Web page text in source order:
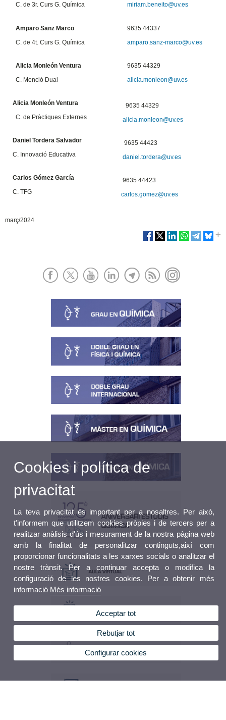
C. de 3r. Curs G. Química
miriam.beneito@uv.es
Amparo Sanz Marco
9635 44337
C. de 4t. Curs G. Química
amparo.sanz-marco@uv.es
Alicia Monleón Ventura
9635 44329
C. Menció Dual
alicia.monleon@uv.es
Alicia Monleón Ventura
9635 44329
C. de Pràctiques Externes
alicia.monleon@uv.es
Daniel Tordera Salvador
9635 44423
C. Innovació Educativa
daniel.tordera@uv.es
Carlos Gómez García
9635 44423
C. TFG
carlos.gomez@uv.es
març/2024
Cookies i política de
privacitat
La teva privacitat és important per a nosaltres. Per això,
t'informem que utilitzem cookies pròpies i de tercers per a
realitzar anàlisis d'ús i mesurament de la nostra pàgina web
amb la finalitat de personalitzar continguts,així com
proporcionar funcionalitats a les xarxes socials o analitzar el
nostre trànsit. Per a continuar accepta o modifica la
configuració de les nostres cookies. Per a obtenir més
informació Més informació
Acceptar tot
Rebutjar tot
Configurar cookies